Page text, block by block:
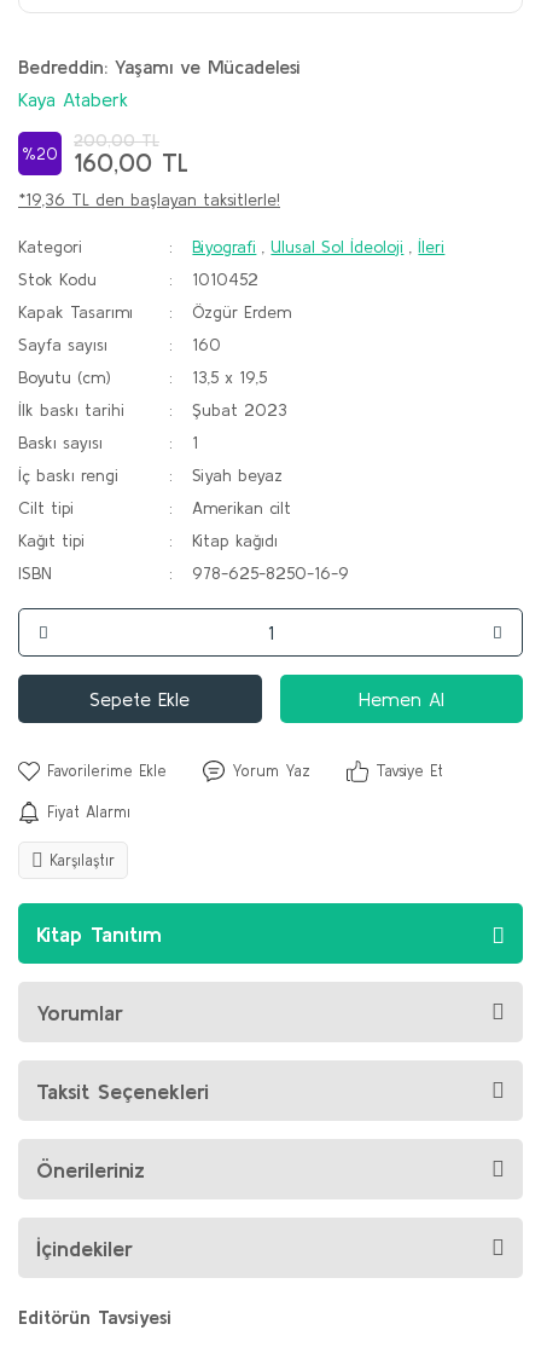
Bedreddin: Yaşamı ve Mücadelesi
Kaya Ataberk
%20
200,00 TL
160,00 TL
*19,36 TL den başlayan taksitlerle!
Kategori Biyografi ,Ulusal Sol İdeoloji ,İleri
Stok Kodu
1010452
Kapak Tasarımı
Özgür Erdem
Sayfa sayısı
160
Boyutu (cm)
13,5 x 19,5
İlk baskı tarihi
Şubat 2023
Baskı sayısı
1
İç baskı rengi
Siyah beyaz
Cilt tipi
Amerikan cilt
Kağıt tipi
Kitap kağıdı
ISBN
978-625-8250-16-9
Sepete Ekle Hemen Al
Yorum Yaz Tavsiye Et
Fiyat Alarmı
Karşılaştır
Kitap Tanıtım
Yorumlar
Taksit Seçenekleri
Önerileriniz
İçindekiler
Editörün Tavsiyesi